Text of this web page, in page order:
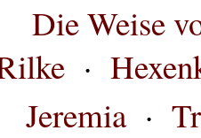
Die Weise
·
Jeremia·